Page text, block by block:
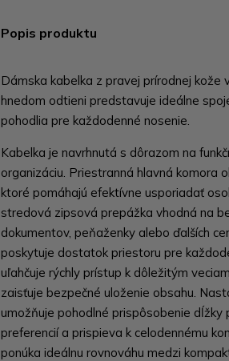
Popis produktu
Dámska kabelka z pravej prírodnej kože
hnedom odtieni predstavuje ideálne
pohodlia pre každodenné nosenie.
Kabelka je navrhnutá s dôrazom na
organizáciu. Priestranná hlavná komora
ktoré pomáhajú efektívne usporiadať
stredová zipsová prepážka vhodná na
dokumentov, peňaženky alebo ďalších
poskytuje dostatok priestoru pre
uľahčuje rýchly prístup k dôležitým
zaisťuje bezpečné uloženie obsahu.
umožňuje pohodlné prispôsobenie dĺžky
preferencií a prispieva k celodennému
ponúka ideálnu rovnováhu medzi